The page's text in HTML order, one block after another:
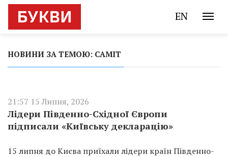
EN
НОВИНИ ЗА ТЕМОЮ: САМІТ
21:57 15 Липня, 2026
Лідери Південно-Східної Європи
підписали «Київську декларацію»
15 липня до Києва приїхали лідери країн Південно-